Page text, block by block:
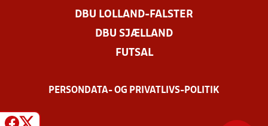
DBU LOLLAND-FALSTER
DBU SJÆLLAND
FUTSAL
PERSONDATA- OG PRIVATLIVS-POLITIK